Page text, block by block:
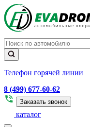
Телефон горячей линии
8 (499) 677-60-62
Заказать звонок
каталог